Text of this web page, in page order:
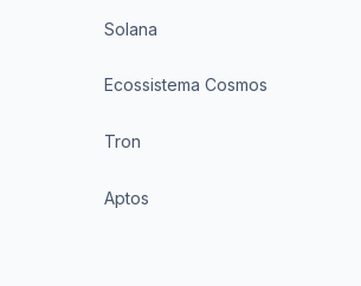
Solana
Ecossistema Cosmos
Tron
Aptos